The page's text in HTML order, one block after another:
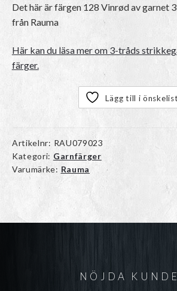
Det här är färgen 128 Vinrødav garnet
från Rauma
Här kan du läsa mer om 3-tråds
färger.
Lägg till i
Artikelnr: RAU079023
Kategori: Garnfärger
Varumärke: Rauma
NÖJDA